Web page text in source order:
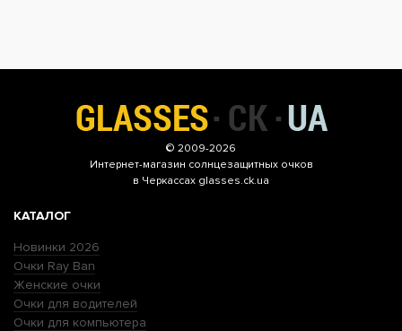
© 2009-2026
Интернет-магазин солнцезащитных очков
в Черкассах glasses.ck.ua
КАТАЛОГ
Новинки 2026
Очки Ray Ban
Женские очки
Очки для водителей
Очки для компьютера